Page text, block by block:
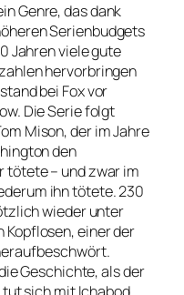
Genre, das dank
Serienbudgets
Jahren viele gute
hervorbringen
bei Fox vor
Die Serie folgt
Mison, der im Jahre
den
tötete – und zwar im
ihn tötete. 230
wieder unter
Kopflosen, einer der
Geschichte, als der